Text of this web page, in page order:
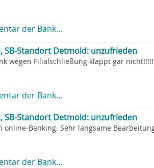
der Bank...
SB-Standort Detmold: unzufrieden
wegen Filialschließung klappt gar
der Bank...
SB-Standort Detmold: unzufrieden
online-Banking. Sehr langsame
der Bank...